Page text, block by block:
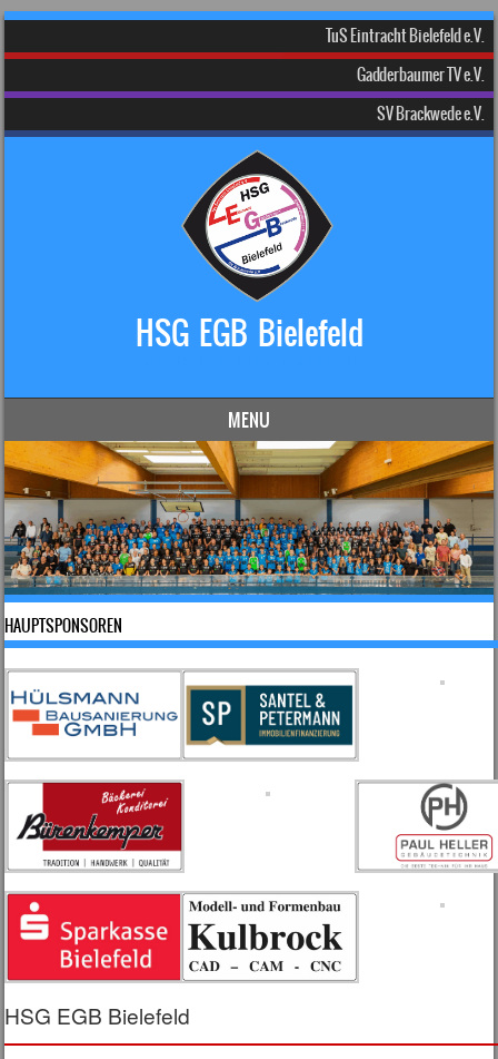
TuS Eintracht Bielefeld e.V.
Gadderbaumer TV e.V.
SV Brackwede e.V.
HSG EGB Bielefeld
MENU
Skip to content
HAUPTSPONSOREN
HSG EGB Bielefeld